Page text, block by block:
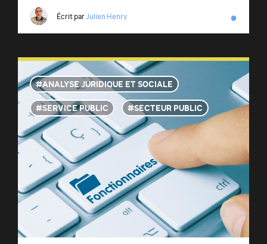
Écrit parJulien Henry ●
ANALYSE JURIDIQUE ET SOCIALE
SERVICE PUBLIC
SECTEUR PUBLIC